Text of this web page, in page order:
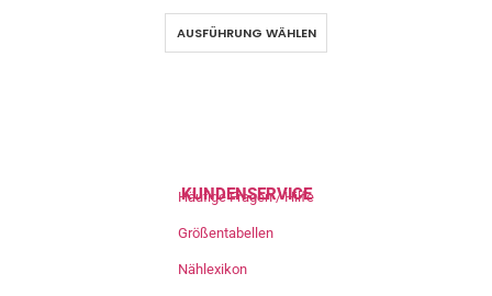
AUSFÜHRUNG WÄHLEN
KUNDENSERVICE
Häufige Fragen / Hilfe
Größentabellen
Nählexikon